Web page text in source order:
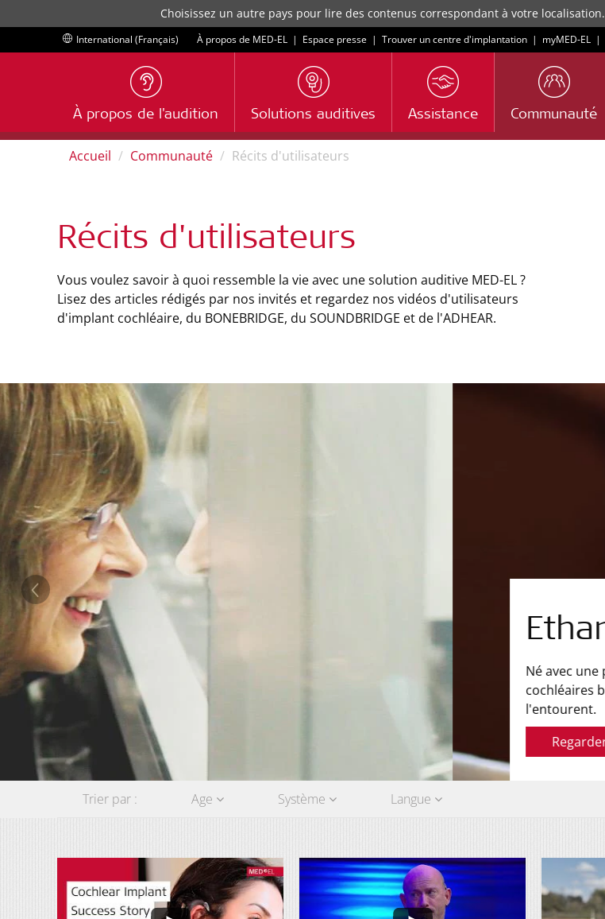
Choisissez un autre pays pour lire des contenus correspondant à votre localisation.
International (Français) À propos de MED-EL | Espace presse | Trouver un centre d'implantation | myMED‑EL |
À propos de l'audition Solutions auditives Assistance Communauté
Accueil Communauté Récits d'utilisateurs
Récits d'utilisateurs
Vous voulez savoir à quoi ressemble la vie avec une solution auditive MED-EL ?
Lisez des articles rédigés par nos invités et regardez nos vidéos d'utilisateurs
d'implant cochléaire, du BONEBRIDGE, du SOUNDBRIDGE et de l'ADHEAR.
Ethan
Né avec une perte auditive, Ethan a reçu très jeune des implants
cochléaires bilatéraux. Depuis, il a beaucoup appris des sons qui
l'entourent.
Regarder
Trier par : Age Système Langue